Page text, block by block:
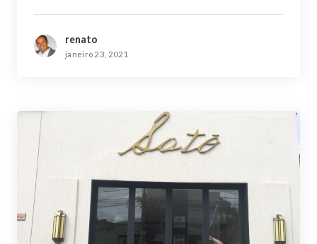
renato
janeiro 23, 2021